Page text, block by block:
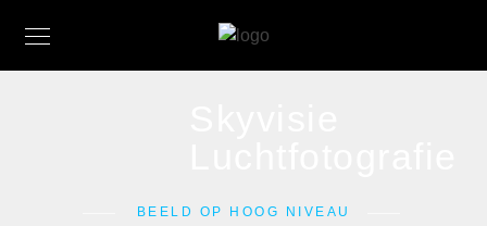
BEELD OP HOOG NIVEAU